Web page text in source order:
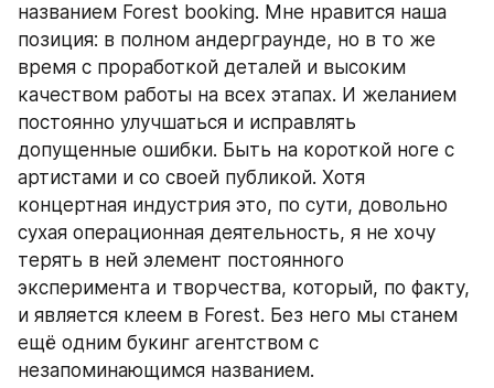
названием Forest booking. Мне нравится наша
позиция: в полном андерграунде, но в то же
время с проработкой деталей и высоким
качеством работы на всех этапах. И желанием
постоянно улучшаться и исправлять
допущенные ошибки. Быть на короткой ноге с
артистами и со своей публикой. Хотя
концертная индустрия это, по сути, довольно
сухая операционная деятельность, я не хочу
терять в ней элемент постоянного
эксперимента и творчества, который, по факту,
и является клеем в Forest. Без него мы станем
ещё одним букинг агентством с
незапоминающимся названием.